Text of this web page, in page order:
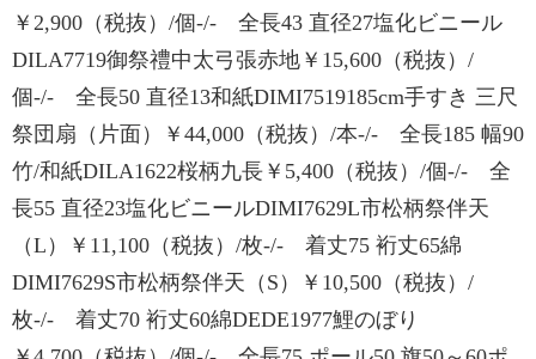
￥2,900（税抜）/個-/- 全長43 直径27塩化ビニール
DILA7719御祭禮中太弓張赤地￥15,600（税抜）/
個-/- 全長50 直径13和紙DIMI7519185cm手すき 三尺
祭団扇（片面）￥44,000（税抜）/本-/- 全長185 幅90
竹/和紙DILA1622桜柄九長￥5,400（税抜）/個-/- 全
長55 直径23塩化ビニールDIMI7629L市松柄祭伴天
（L）￥11,100（税抜）/枚-/- 着丈75 裄丈65綿
DIMI7629S市松柄祭伴天（S）￥10,500（税抜）/
枚-/- 着丈70 裄丈60綿DEDE1977鯉のぼり